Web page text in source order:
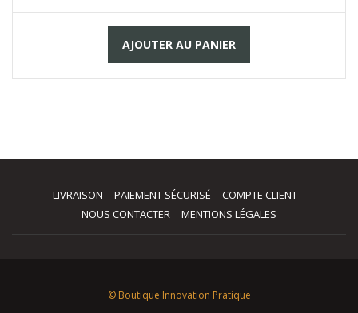
AJOUTER AU PANIER
LIVRAISON PAIEMENT SÉCURISÉ
COMPTE CLIENT
NOUS CONTACTER
MENTIONS LÉGALES
© Boutique Innovation Pratique